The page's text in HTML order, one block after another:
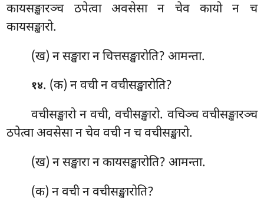
कायसङ्खारञ्च ठपेत्वा अवसेसा न चेव कायो न च
कायसङ्खारो.
(ख) न सङ्खारा न चित्तसङ्खारोति? आमन्ता.
१४. (क) न वची न वचीसङ्खारोति?
वचीसङ्खारो न वची, वचीसङ्खारो. वचिञ्च वचीसङ्खारञ्च
ठपेत्वा अवसेसा न चेव वची न च वचीसङ्खारो.
(ख) न सङ्खारा न कायसङ्खारोति? आमन्ता.
(क) नवची न वचीसङ्खारोति?